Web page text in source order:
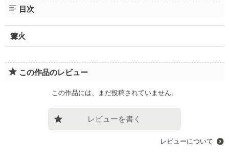
目次
篝火
この作品のレビュー
この作品には、まだ投稿されていません。
レビューを書く
レビューについて